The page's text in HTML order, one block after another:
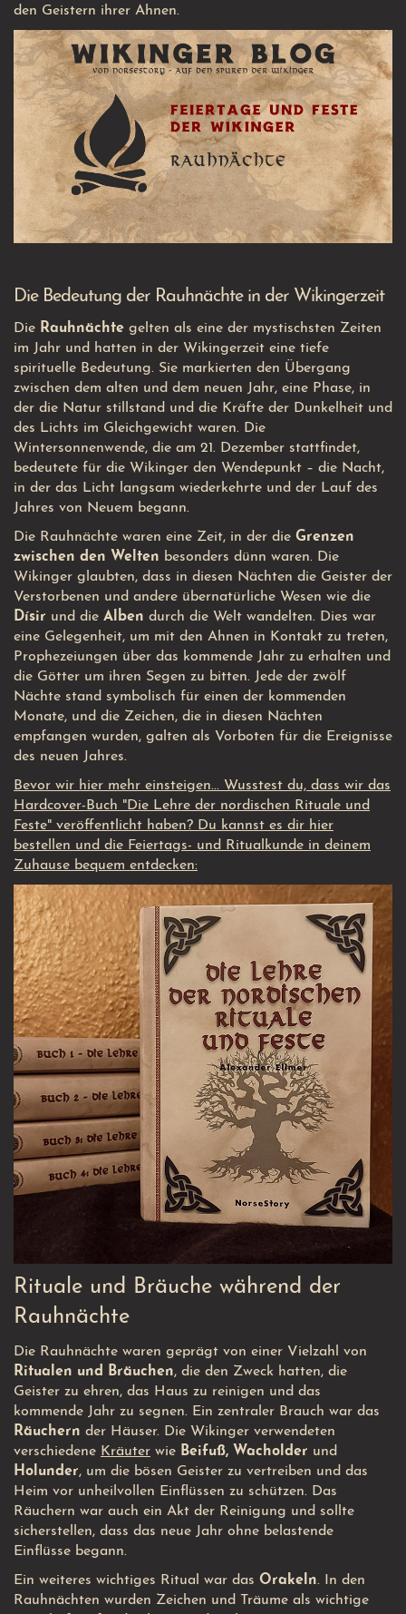
den Geistern ihrer Ahnen.
Die Bedeutung der Rauhnächte in der Wikingerzeit
Die Rauhnächte gelten als eine der mystischsten Zeiten
im Jahr und hatten in der Wikingerzeit eine tiefe
spirituelle Bedeutung. Sie markierten den Übergang
zwischen dem alten und dem neuen Jahr, eine Phase, in
der die Natur stillstand und die Kräfte der Dunkelheit und
des Lichts im Gleichgewicht waren. Die
Wintersonnenwende, die am 21. Dezember stattfindet,
bedeutete für die Wikinger den Wendepunkt – die Nacht,
in der das Licht langsam wiederkehrte und der Lauf des
Jahres von Neuem begann.
Die Rauhnächte waren eine Zeit, in der die Grenzen
zwischen den Welten besonders dünn waren. Die
Wikinger glaubten, dass in diesen Nächten die Geister der
Verstorbenen und andere übernatürliche Wesen wie die
Dísir und die Alben durch die Welt wandelten. Dies war
eine Gelegenheit, um mit den Ahnen in Kontakt zu treten,
Prophezeiungen über das kommende Jahr zu erhalten und
die Götter um ihren Segen zu bitten. Jede der zwölf
Nächte stand symbolisch für einen der kommenden
Monate, und die Zeichen, die in diesen Nächten
empfangen wurden, galten als Vorboten für die Ereignisse
des neuen Jahres.
Bevor wir hier mehr einsteigen... Wusstest du, dass wir das
Hardcover-Buch "Die Lehre der nordischen Rituale und
Feste" veröffentlicht haben? Du kannst es dir hier
bestellen und die Feiertags- und Ritualkunde in deinem
Zuhause bequem entdecken:
Rituale und Bräuche während der
Rauhnächte
Die Rauhnächte waren geprägt von einer Vielzahl von
Ritualen und Bräuchen, die den Zweck hatten, die
Geister zu ehren, das Haus zu reinigen und das
kommende Jahr zu segnen. Ein zentraler Brauch war das
Räuchern der Häuser. Die Wikinger verwendeten
verschiedene Kräuter wie Beifuß, Wacholder und
Holunder, um die bösen Geister zu vertreiben und das
Heim vor unheilvollen Einflüssen zu schützen. Das
Räuchern war auch ein Akt der Reinigung und sollte
sicherstellen, dass das neue Jahr ohne belastende
Einflüsse begann.
Ein weiteres wichtiges Ritual war das Orakeln. In den
Rauhnächten wurden Zeichen und Träume als wichtige